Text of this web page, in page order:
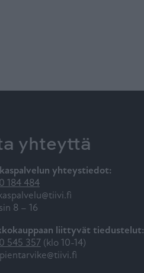
yhteyttä
yhteystiedot:
184 484
8 – 16
liittyvät tiedustelut:
545 357(klo 10-14)